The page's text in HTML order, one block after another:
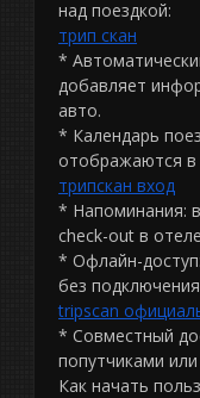
над поездкой:
трип скан
*
добавляет
авто.
* Календарь
отображаются в
трипскан вход
* Напоминания:
check-out в
* Офлайн-
без
tripscan
* Совместный
попутчиками
Как начать